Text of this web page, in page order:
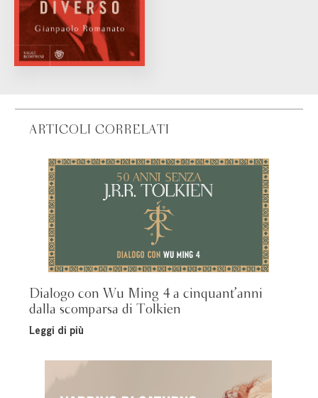
ARTICOLI CORRELATI
Dialogo con Wu Ming 4 a cinquant’anni
dalla scomparsa di Tolkien
Leggi di più